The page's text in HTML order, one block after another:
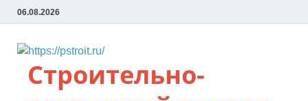
06.08.2026
Строительно-